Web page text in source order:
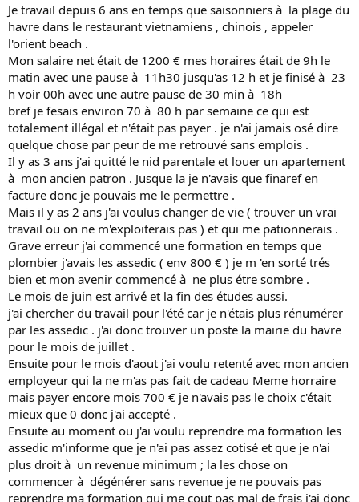
Je travail depuis 6 ans en temps que saisonniers à la plage du
havre dans le restaurant vietnamiens , chinois , appeler
l'orient beach .
Mon salaire net était de 1200 € mes horaires était de 9h le
matin avec une pause à 11h30 jusqu'as 12 h et je finisé à 23
h voir 00h avec une autre pause de 30 min à 18h
bref je fesais environ 70 à 80 h par semaine ce qui est
totalement illégal et n'était pas payer . je n'ai jamais osé dire
quelque chose par peur de me retrouvé sans emplois .
Il y as 3 ans j'ai quitté le nid parentale et louer un apartement
à mon ancien patron . Jusque la je n'avais que finaref en
facture donc je pouvais me le permettre .
Mais il y as 2 ans j'ai voulus changer de vie ( trouver un vrai
travail ou on ne m'exploiterais pas ) et qui me pationnerais .
Grave erreur j'ai commencé une formation en temps que
plombier j'avais les assedic ( env 800 € ) je m 'en sorté trés
bien et mon avenir commencé à ne plus étre sombre .
Le mois de juin est arrivé et la fin des études aussi.
j'ai chercher du travail pour l'été car je n'étais plus rénumérer
par les assedic . j'ai donc trouver un poste la mairie du havre
pour le mois de juillet .
Ensuite pour le mois d'aout j'ai voulu retenté avec mon ancien
employeur qui la ne m'as pas fait de cadeau Meme horraire
mais payer encore mois 700 € je n'avais pas le choix c'était
mieux que 0 donc j'ai accepté .
Ensuite au moment ou j'ai voulu reprendre ma formation les
assedic m'informe que je n'ai pas assez cotisé et que je n'ai
plus droit à un revenue minimum ; la les chose on
commencer à dégénérer sans revenue je ne pouvais pas
reprendre ma formation qui me cout pas mal de frais j'ai donc